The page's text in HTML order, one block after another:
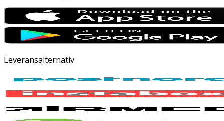
Leveransalternativ